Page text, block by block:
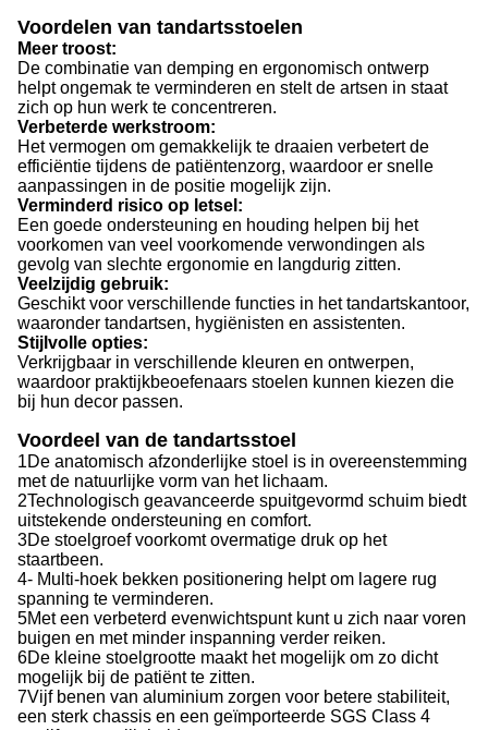
Voordelen van tandartsstoelen
Meer troost:
De combinatie van demping en ergonomisch ontwerp
helpt ongemak te verminderen en stelt de artsen in staat
zich op hun werk te concentreren.
Verbeterde werkstroom:
Het vermogen om gemakkelijk te draaien verbetert de
efficiëntie tijdens de patiëntenzorg, waardoor er snelle
aanpassingen in de positie mogelijk zijn.
Verminderd risico op letsel:
Een goede ondersteuning en houding helpen bij het
voorkomen van veel voorkomende verwondingen als
gevolg van slechte ergonomie en langdurig zitten.
Veelzijdig gebruik:
Geschikt voor verschillende functies in het tandartskantoor,
waaronder tandartsen, hygiënisten en assistenten.
Stijlvolle opties:
Verkrijgbaar in verschillende kleuren en ontwerpen,
waardoor praktijkbeoefenaars stoelen kunnen kiezen die
bij hun decor passen.
Voordeel van de tandartsstoel
1De anatomisch afzonderlijke stoel is in overeenstemming
met de natuurlijke vorm van het lichaam.
2Technologisch geavanceerde spuitgevormd schuim biedt
uitstekende ondersteuning en comfort.
3De stoelgroef voorkomt overmatige druk op het
staartbeen.
4- Multi-hoek bekken positionering helpt om lagere rug
spanning te verminderen.
5Met een verbeterd evenwichtspunt kunt u zich naar voren
buigen en met minder inspanning verder reiken.
6De kleine stoelgrootte maakt het mogelijk om zo dicht
mogelijk bij de patiënt te zitten.
7Vijf benen van aluminium zorgen voor betere stabiliteit,
een sterk chassis en een geïmporteerde SGS Class 4